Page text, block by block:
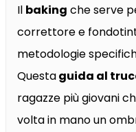
Il baking che serve
correttore e
metodologie
Questaguida al
ragazze più giovani
volta in mano un